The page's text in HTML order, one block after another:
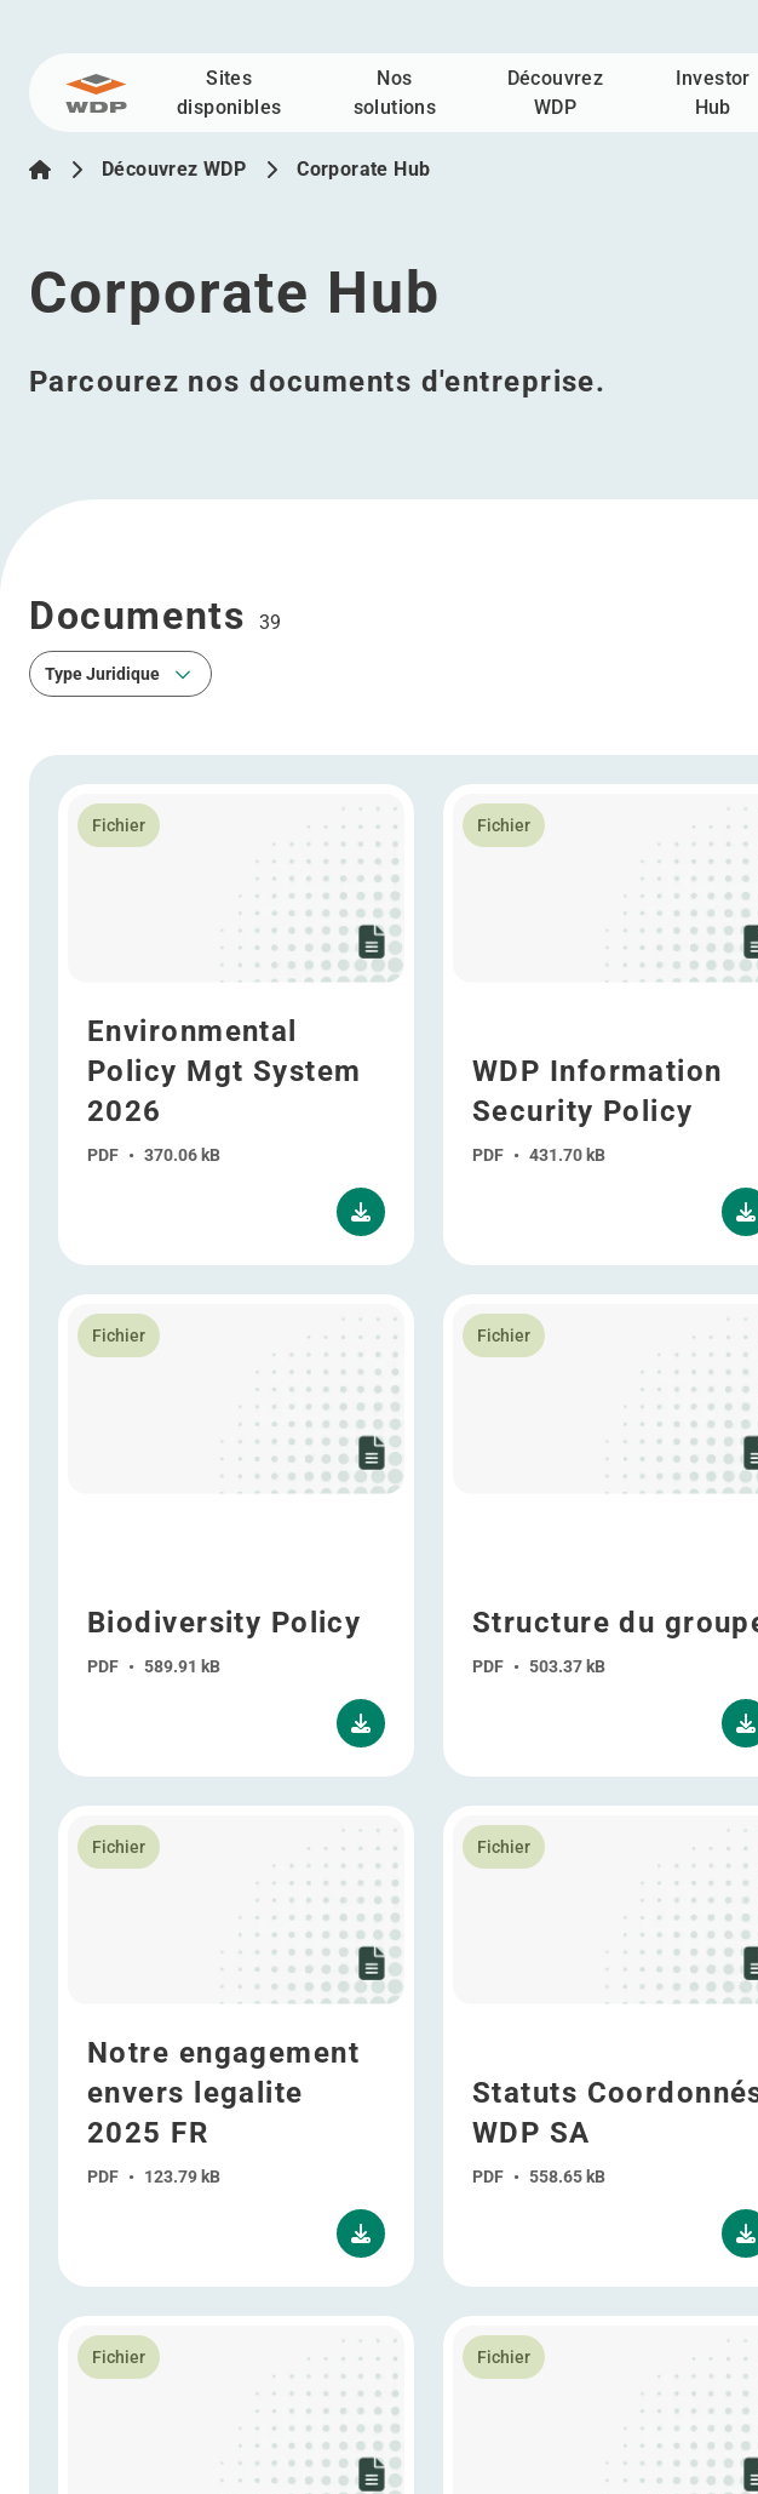
Allez au contenu
Sites
disponibles
Nos
solutions
Découvrez
WDP
Investor
Hub
Découvrez WDP Corporate Hub
Corporate Hub
Parcourez nos documents d'entreprise.
Documents 39
Type Juridique
Type Juridique
Fichier
Environmental
Policy Mgt System
2026
PDF • 370.06 kB
En savoir plus Environmental Policy Mgt System 2026
Fichier
WDP Information
Security Policy
PDF • 431.70 kB
En savoir plus WDP Information
Fichier
Biodiversity Policy
PDF • 589.91 kB
En savoir plus Biodiversity Policy
Fichier
Structure du
PDF • 503.37 kB
En savoir plus Structure du groupe
Fichier
Notre engagement
envers legalite
2025 FR
PDF • 123.79 kB
En savoir plus Notre engagement envers legalite 2025 FR
Fichier
Statuts
WDP SA
PDF • 558.65 kB
En savoir plus Statuts Coordonnés
Fichier
En savoir plus Enterprise Risk Management Policy
Fichier
En savoir plus Anti-bribery and